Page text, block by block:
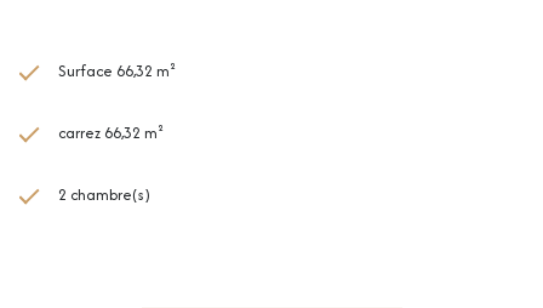
Surface 66,32 m²
carrez 66,32 m²
2 chambre(s)